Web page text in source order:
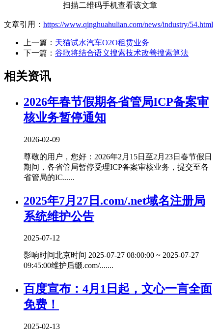
扫描二维码手机查看该文章
文章引用： https://www.qinghuahulian.com/news/industry/54.html
上一篇： 天猫试水汽车O2O租赁业务
下一篇： 谷歌将结合语义搜索技术改善搜索算法
相关资讯
2026年春节假期各省管局ICP备案审
核业务暂停通知
2026-02-09
尊敬的用户，您好：2026年2月15日至2月23日春节假日
期间，各省管局暂停受理ICP备案审核业务，提交至各
省管局的IC......
2025年7月27日.com/.net域名注册局
系统维护公告
2025-07-12
影响时间北京时间 2025-07-27 08:00:00 ~ 2025-07-27
09:45:00维护后缀.com/.......
百度宣布：4月1日起，文心一言全面
免费！
2025-02-13